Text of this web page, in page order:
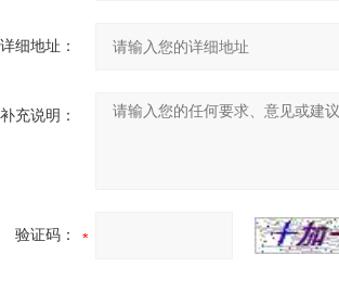
详细地址：
补充说明：
验证码：